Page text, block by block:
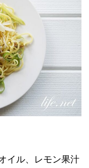
イル、レモン果汁